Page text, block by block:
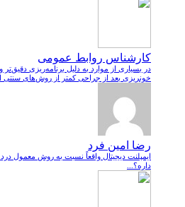
کارشناس روابط عمومی
در بسیاری از موارد به دلیل برنامه‌ریزی
خونریزی بعد از جراحی کمتر از روش‌های سنتی
رضا امین فرد
ایمپلنت دیجیتال واقعاً نسبت به روش معمول درد
داره؟...